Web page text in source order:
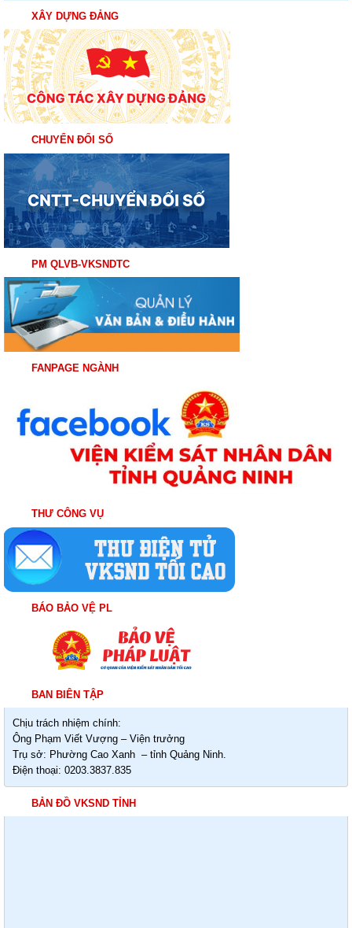
XÂY DỰNG ĐẢNG
CHUYỂN ĐỔI SỐ
PM QLVB-VKSNDTC
FANPAGE NGÀNH
THƯ CÔNG VỤ
BÁO BẢO VỆ PL
BAN BIÊN TẬP
Chịu trách nhiệm chính:
Ông Phạm Viết Vượng – Viện trưởng
Trụ sở: Phường Cao Xanh – tỉnh Quảng Ninh.
Điện thoại: 0203.3837.835
BẢN ĐỒ VKSND TỈNH